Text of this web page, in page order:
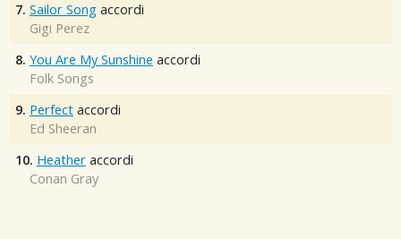
7. Sailor Song accordi
Gigi Perez
8. You Are My Sunshine accordi
Folk Songs
9. Perfect accordi
Ed Sheeran
10. Heather accordi
Conan Gray